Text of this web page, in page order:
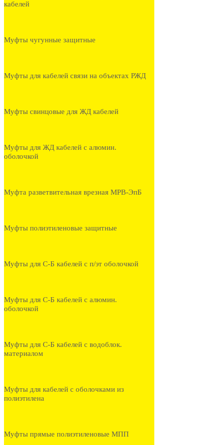
кабелей
Муфты чугунные защитные
Муфты для кабелей связи на объектах РЖД
Муфты свинцовые для ЖД кабелей
Муфты для ЖД кабелей с алюмин.
оболочкой
Муфта разветвительная врезная МРВ-ЭпБ
Муфты полиэтиленовые защитные
Муфты для С-Б кабелей с п/эт оболочкой
Муфты для С-Б кабелей с алюмин.
оболочкой
Муфты для С-Б кабелей с водоблок.
материалом
Муфты для кабелей с оболочками из
полиэтилена
Муфты прямые полиэтиленовые МПП